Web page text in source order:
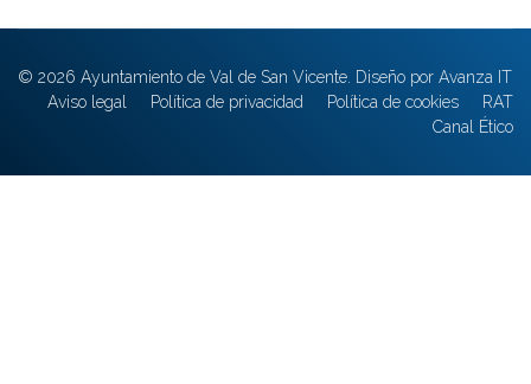
© 2026 Ayuntamiento de Val de San Vicente. Diseño por Avanza IT
Aviso legal
Política de privacidad Política de cookies
RAT
Canal Ético